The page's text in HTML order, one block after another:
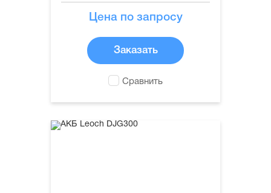
Цена по запросу
Заказать
Сравнить